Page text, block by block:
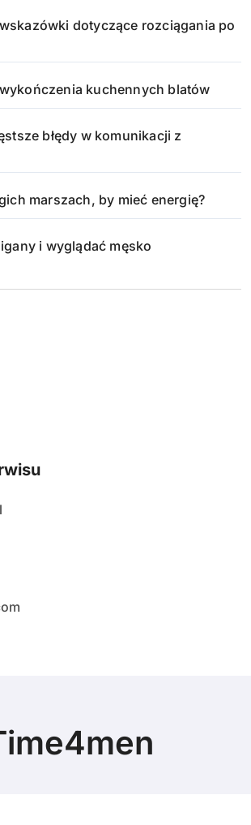
dotyczące rozciągania po
kuchennych blatów
błędy w komunikacji z
marszach, by mieć energię?
i wyglądać męsko